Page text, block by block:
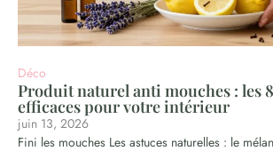
Déco
Produit naturel anti mouches : les
efficaces pour votre intérieur
juin 13, 2026
Fini les mouches Les astuces naturelles : le